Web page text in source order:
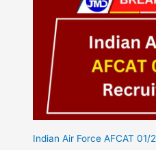
Indian Air Force AFCAT 01/